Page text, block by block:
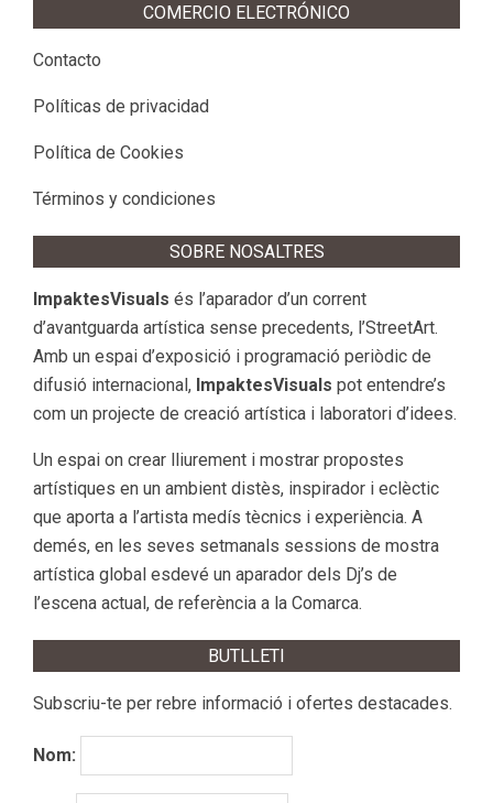
COMERCIO ELECTRÓNICO
Contacto
Políticas de privacidad
Política de Cookies
Términos y condiciones
SOBRE NOSALTRES
ImpaktesVisuals és l’aparador d’un corrent
d’avantguarda artística sense precedents, l’StreetArt.
Amb un espai d’exposició i programació periòdic de
difusió internacional, ImpaktesVisuals pot entendre’s
com un projecte de creació artística i laboratori d’idees.
Un espai on crear lliurement i mostrar propostes
artístiques en un ambient distès, inspirador i eclèctic
que aporta a l’artista medís tècnics i experiència. A
demés, en les seves setmanals sessions de mostra
artística global esdevé un aparador dels Dj’s de
l’escena actual, de referència a la Comarca.
BUTLLETI
Subscriu-te per rebre informació i ofertes destacades.
Nom: